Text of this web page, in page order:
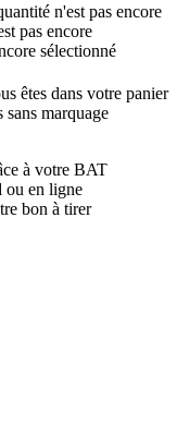
n'est pas encore
pas encore
sélectionné
êtes dans votre panier
marquage
à votre BAT
ou en ligne
bon à tirer